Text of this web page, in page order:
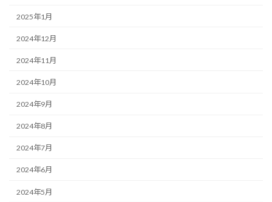
2025年1月
2024年12月
2024年11月
2024年10月
2024年9月
2024年8月
2024年7月
2024年6月
2024年5月